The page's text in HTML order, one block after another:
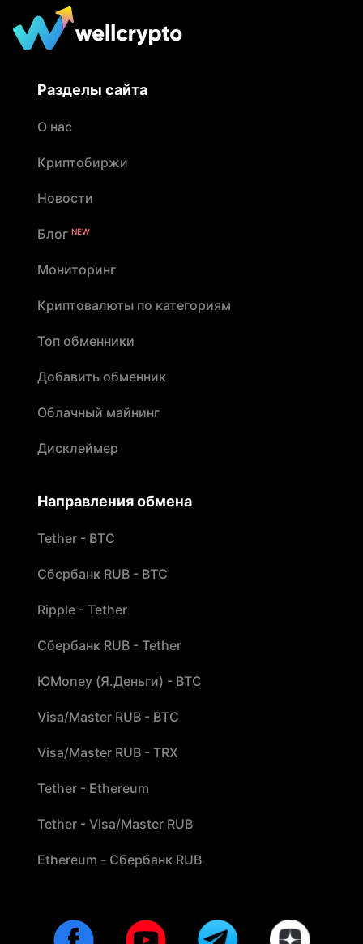
Разделы сайта
О нас
Криптобиржи
Новости
Блог NEW
Мониторинг
Криптовалюты по категориям
Топ обменники
Добавить обменник
Облачный майнинг
Дисклеймер
Направления обмена
Tether - BTC
Сбербанк RUB - BTC
Ripple - Tether
Сбербанк RUB - Tether
ЮMoney (Я.Деньги) - BTC
Visa/Master RUB - BTC
Visa/Master RUB - TRX
Tether - Ethereum
Tether - Visa/Master RUB
Ethereum - Сбербанк RUB